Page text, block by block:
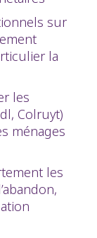
sur
la
les
Colruyt)
ménages
les